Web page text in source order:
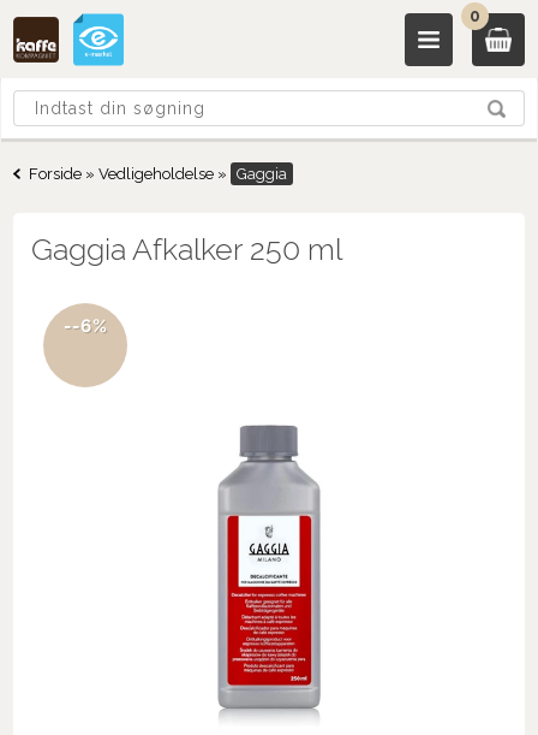
0
Forside »Vedligeholdelse » Gaggia
Gaggia Afkalker 250 ml
--6%